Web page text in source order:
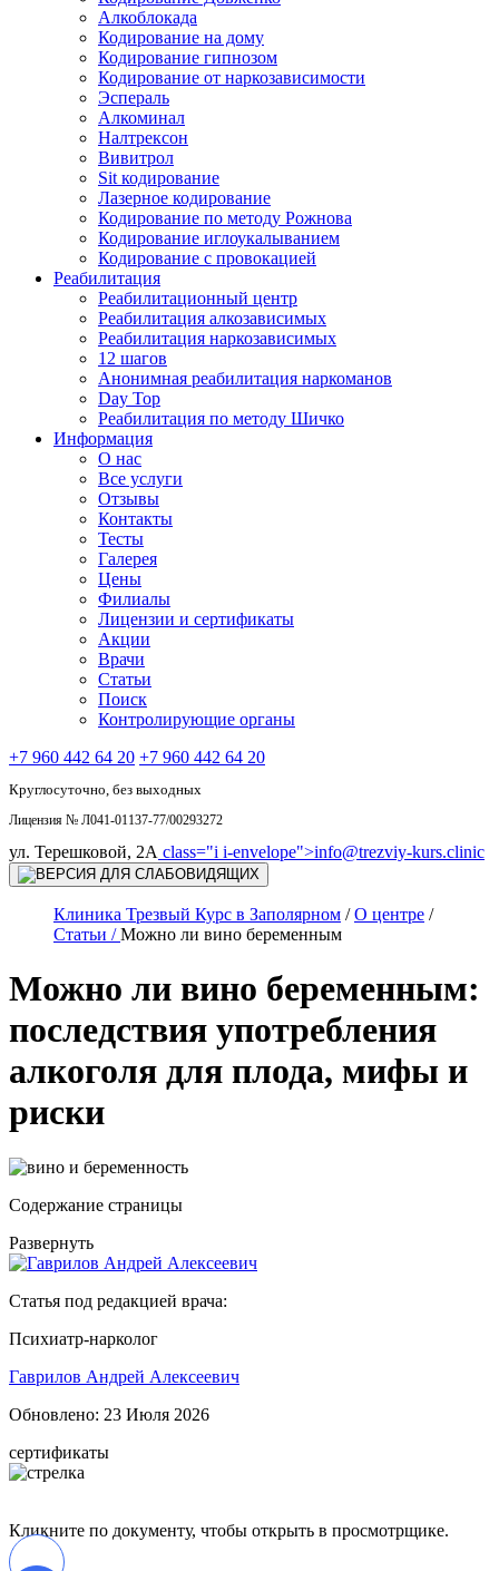
Алкоблокада
Кодирование на дому
Кодирование гипнозом
Кодирование от наркозависимости
Эспераль
Алкоминал
Налтрексон
Вивитрол
Sit кодирование
Лазерное кодирование
Кодирование по методу Рожнова
Кодирование иглоукалыванием
Кодирование с провокацией
Реабилитация
Реабилитационный центр
Реабилитация алкозависимых
Реабилитация наркозависимых
12 шагов
Анонимная реабилитация наркоманов
Day Top
Реабилитация по методу Шичко
Информация
О нас
Все услуги
Отзывы
Контакты
Тесты
Галерея
Цены
Филиалы
Лицензии и сертификаты
Акции
Врачи
Статьи
Поиск
Контролирующие органы
+7 960 442 64 20 +7 960 442 64 20
Круглосуточно, без выходных
Лицензия № Л041-01137-77/00293272
ул. Терешковой, 2А class="i i-envelope">info@trezviy-kurs.clinic
Клиника Трезвый Курс в Заполярном /О центре /
Статьи /Можно ли вино беременным
Можно ли вино беременным:
последствия употребления
алкоголя для плода, мифы и
риски
Содержание страницы
Развернуть
Статья под редакцией врача:
Психиатр-нарколог
Гаврилов Андрей Алексеевич
Обновлено: 23 Июля 2026
сертификаты
Кликните по документу, чтобы открыть в просмотрщике.